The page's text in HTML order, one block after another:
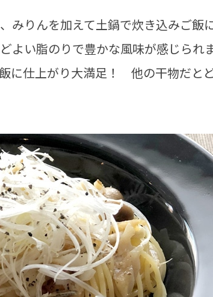
みりんを加えて土鍋で炊き込みご飯
よい脂のりで豊かな風味が感じられ
に仕上がり大満足！ 他の干物だと